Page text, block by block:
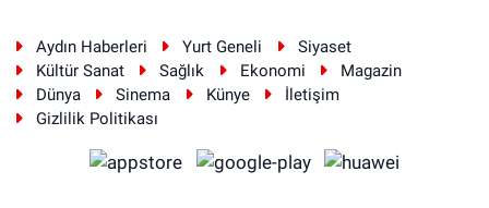
Aydın Haberleri Yurt Geneli
Siyaset
Kültür Sanat
Sağlık Ekonomi
Magazin
Dünya
Sinema Künye
İletişim
Gizlilik Politikası